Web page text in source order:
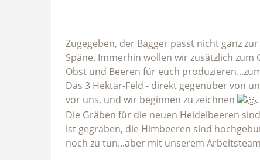
Zugegeben, der Bagger passt nicht ganz
Späne. Immerhin wollen wir zusätzlich
Obst und Beeren für euch
Das 3 Hektar-Feld - direkt gegenüber von
vor uns, und wir beginnen zu zeichnen
.
Die Gräben für die neuen Heidelbeeren
ist gegraben, die Himbeeren sind
noch zu tun...aber mit unserem